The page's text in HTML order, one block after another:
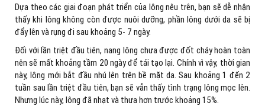
Dựa theo các giai đoạn phát triển của lông nêu trên, bạn sẽ dễ nhận
thấy khi lông không còn được nuôi dưỡng, phần lông dưới da sẽ bị
đẩy lên và rụng đi sau khoảng 5- 7 ngày.
Đối với lần triệt đầu tiên, nang lông chưa được đốt cháy hoàn toàn
nên sẽ mất khoảng tầm 20 ngày để tái tạo lại. Chính vì vậy, thời gian
này, lông mới bắt đầu nhú lên trên bề mặt da. Sau khoảng 1 đến 2
tuần sau lần triệt đầu tiên, bạn sẽ vẫn thấy tình trạng lông mọc lên.
Nhưng lúc này, lông đã nhạt và thưa hơn trước khoảng 15%.